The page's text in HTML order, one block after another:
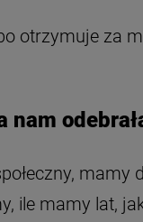
otrzymuje za
nam
ile mamy lat,